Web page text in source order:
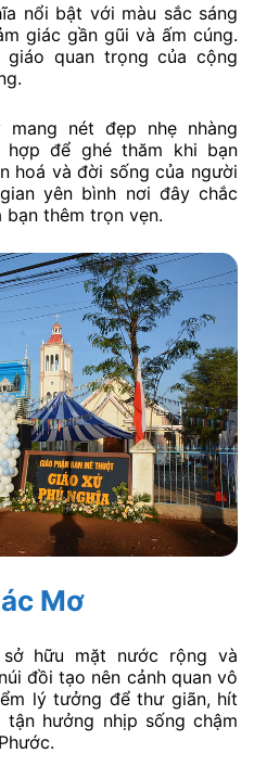
nổi bật với màu sắc sáng
giác gần gũi và ấm cúng.
quan trọng của cộng
nét đẹp nhẹ nhàng
để ghé thăm khi bạn
hoá và đời sống của người
yên bình nơi đây chắc
bạn thêm trọn vẹn.
Mơ
hữu mặt nước rộng và
đồi tạo nên cảnh quan vô
lý tưởng để thư giãn, hít
hưởng nhịp sống chậm